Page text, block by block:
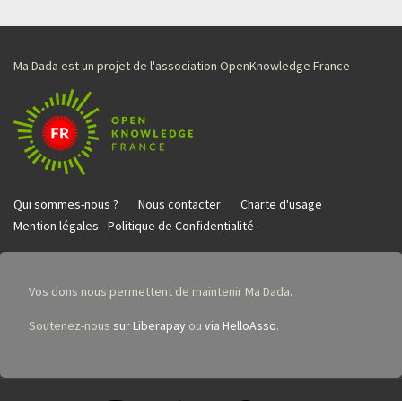
Ma Dada est un projet de l'association OpenKnowledge France
Qui sommes-nous ? Nous contacter
Charte d'usage
Mention légales - Politique de Confidentialité
Vos dons nous permettent de maintenir Ma Dada.
Soutenez-nous sur Liberapay ou via HelloAsso.